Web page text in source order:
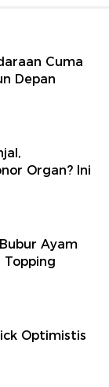
Cuma
Depan
Organ? Ini
Ayam
Topping
Optimistis